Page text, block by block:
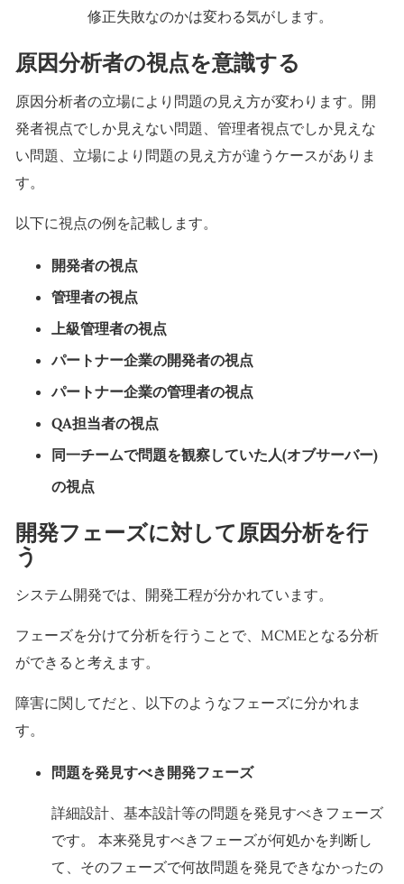
修正失敗なのかは変わる気がします。
原因分析者の視点を意識する
原因分析者の立場により問題の見え方が変わります。開
発者視点でしか見えない問題、管理者視点でしか見えな
い問題、立場により問題の見え方が違うケースがありま
す。
以下に視点の例を記載します。
開発者の視点
管理者の視点
上級管理者の視点
パートナー企業の開発者の視点
パートナー企業の管理者の視点
QA担当者の視点
同一チームで問題を観察していた人(オブサーバー)
の視点
開発フェーズに対して原因分析を行
う
システム開発では、開発工程が分かれています。
フェーズを分けて分析を行うことで、MCMEとなる分析
ができると考えます。
障害に関してだと、以下のようなフェーズに分かれま
す。
問題を発見すべき開発フェーズ
詳細設計、基本設計等の問題を発見すべきフェーズ
です。 本来発見すべきフェーズが何処かを判断し
て、そのフェーズで何故問題を発見できなかったの